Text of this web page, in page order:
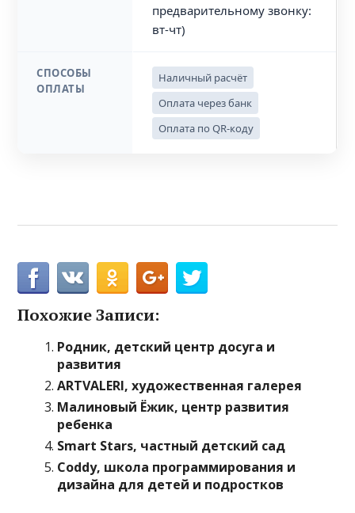
предварительному звонку:
вт-чт)
СПОСОБЫ
ОПЛАТЫ
Наличный расчёт
Оплата через банк
Оплата по QR-коду
Похожие Записи:
Родник, детский центр досуга и
развития
ARTVALERI, художественная галерея
Малиновый Ёжик, центр развития
ребенка
Smart Stars, частный детский сад
Coddy, школа программирования и
дизайна для детей и подростков